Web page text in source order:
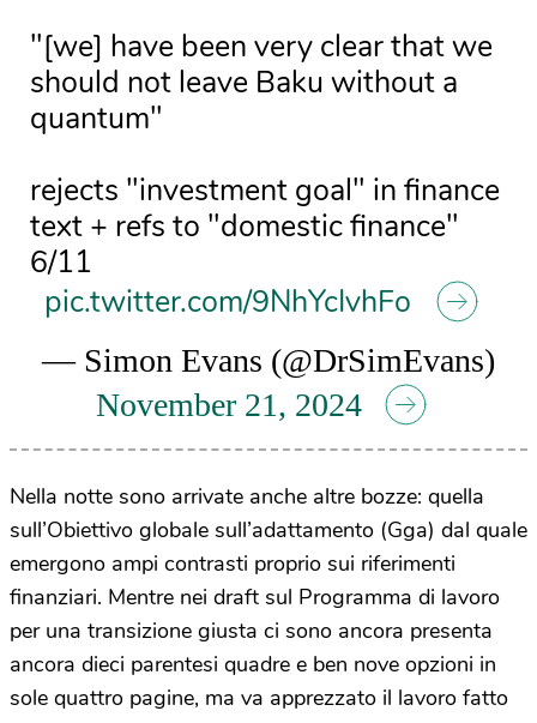
"[we] have been very clear that we
should not leave Baku without a
quantum"
rejects "investment goal" in finance
text + refs to "domestic finance"
6/11
pic.twitter.com/9NhYcIvhFo
— Simon Evans (@DrSimEvans)
November 21, 2024
Nella notte sono arrivate anche altre bozze: quella
sull’Obiettivo globale sull’adattamento (Gga) dal quale
emergono ampi contrasti proprio sui riferimenti
finanziari. Mentre nei draft sul Programma di lavoro
per una transizione giusta ci sono ancora presenta
ancora dieci parentesi quadre e ben nove opzioni in
sole quattro pagine, ma va apprezzato il lavoro fatto